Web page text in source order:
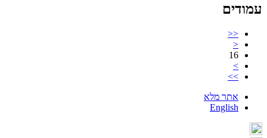
עמודים
<<
<
16
>
>>
אתר מלא
English